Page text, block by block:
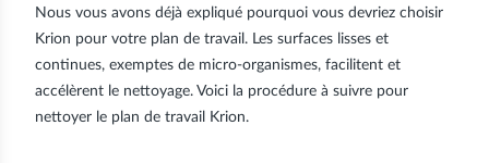
Nous vous avons déjà expliqué pourquoi vous devriez choisir
Krion pour votre plan de travail. Les surfaces lisses et
continues, exemptes de micro-organismes, facilitent et
accélèrent le nettoyage. Voici la procédure à suivre pour
nettoyer le plan de travail Krion.